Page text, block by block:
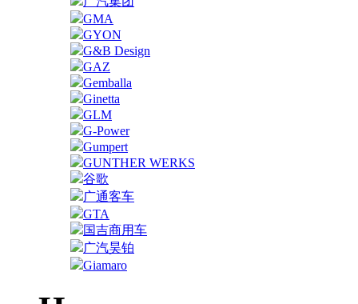
GMA
GYON
G&B Design
GAZ
Gemballa
Ginetta
GLM
G-Power
Gumpert
GUNTHER WERKS
谷歌
广通客车
GTA
国吉商用车
广汽昊铂
Giamaro